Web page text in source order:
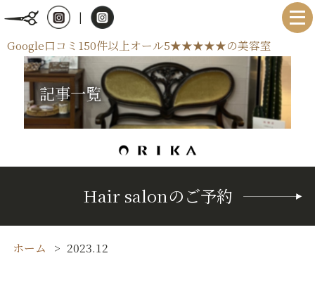
|
Google口コミ150件以上オール5★★★★★の美容室
記事一覧
Hair salonのご予約
ホーム 2023.12